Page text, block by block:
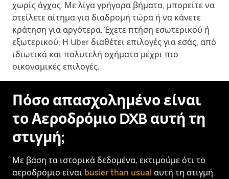
χωρίς άγχος. Με λίγα γρήγορα βήματα, μπορείτε να
στείλετε αίτημα για διαδρομή τώρα ή να κάνετε
κράτηση για αργότερα. Έχετε πτήση εσωτερικού ή
εξωτερικού; Η Uber διαθέτει επιλογές για εσάς, από
ιδιωτικά και πολυτελή οχήματα μέχρι πιο
οικονομικές επιλογές.
Πόσο απασχολημένο είναι
το Αεροδρόμιο DXB αυτή τη
στιγμή;
Με βάση τα ιστορικά δεδομένα, εκτιμούμε ότι το
αεροδρόμιο είναι busier than usual αυτή τη στιγμή.